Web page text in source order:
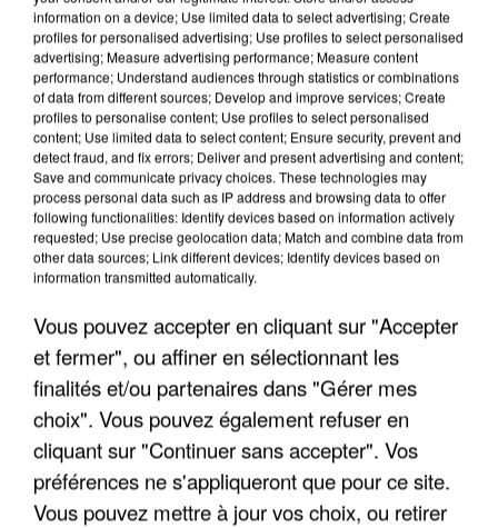
UN SECOND CADRE DE LA DZ MAFIA
INTERPELLÉ EN ALGÉRIE
information on a device; Use limited data to select advertising; Create
profiles for personalised advertising; Use profiles to select personalised
advertising; Measure advertising performance; Measure content
performance; Understand audiences through statistics or combinations
of data from different sources; Develop and improve services; Create
profiles to personalise content; Use profiles to select personalised
content; Use limited data to select content; Ensure security, prevent and
detect fraud, and fix errors; Deliver and present advertising and content;
Save and communicate privacy choices. These technologies may
process personal data such as IP address and browsing data to offer
following functionalities: Identify devices based on information actively
requested; Use precise geolocation data; Match and combine data from
other data sources; Link different devices; Identify devices based on
information transmitted automatically.
Vous pouvez accepter en cliquant sur "Accepter
et fermer", ou affiner en sélectionnant les
finalités et/ou partenaires dans "Gérer mes
choix". Vous pouvez également refuser en
cliquant sur "Continuer sans accepter". Vos
préférences ne s'appliqueront que pour ce site.
Vous pouvez mettre à jour vos choix, ou retirer